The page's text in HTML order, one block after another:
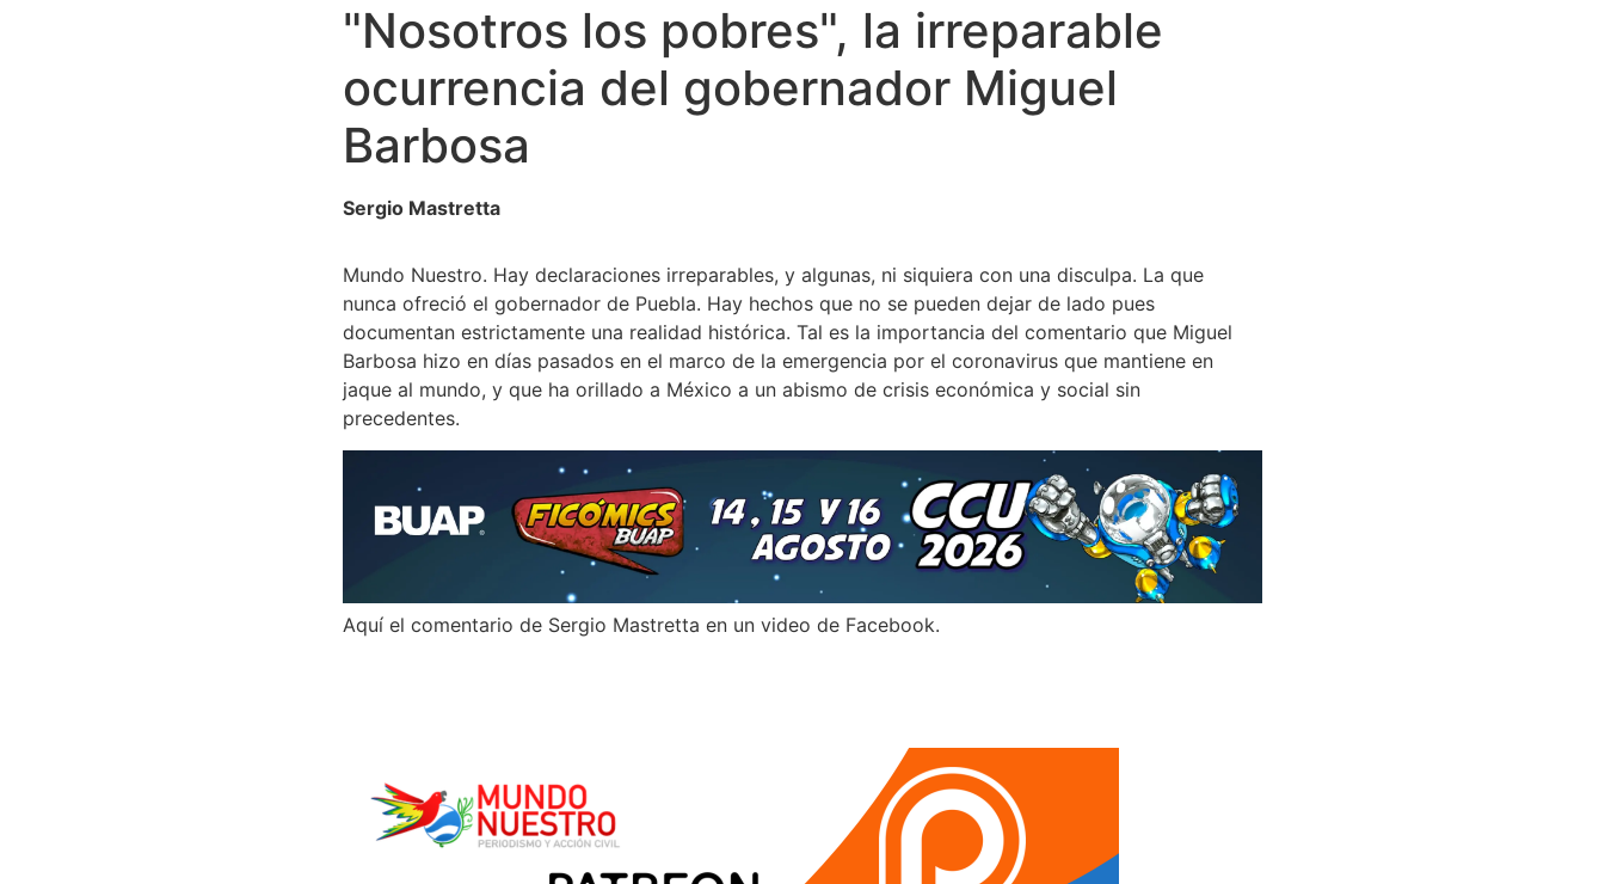
"Nosotros los pobres", la irreparable
ocurrencia del gobernador Miguel
Barbosa
Sergio Mastretta
Mundo Nuestro. Hay declaraciones irreparables, y algunas, ni siquiera con una disculpa. La que
nunca ofreció el gobernador de Puebla. Hay hechos que no se pueden dejar de lado pues
documentan estrictamente una realidad histórica. Tal es la importancia del comentario que Miguel
Barbosa hizo en días pasados en el marco de la emergencia por el coronavirus que mantiene en
jaque al mundo, y que ha orillado a México a un abismo de crisis económica y social sin
precedentes.
Aquí el comentario de Sergio Mastretta en un video de Facebook.